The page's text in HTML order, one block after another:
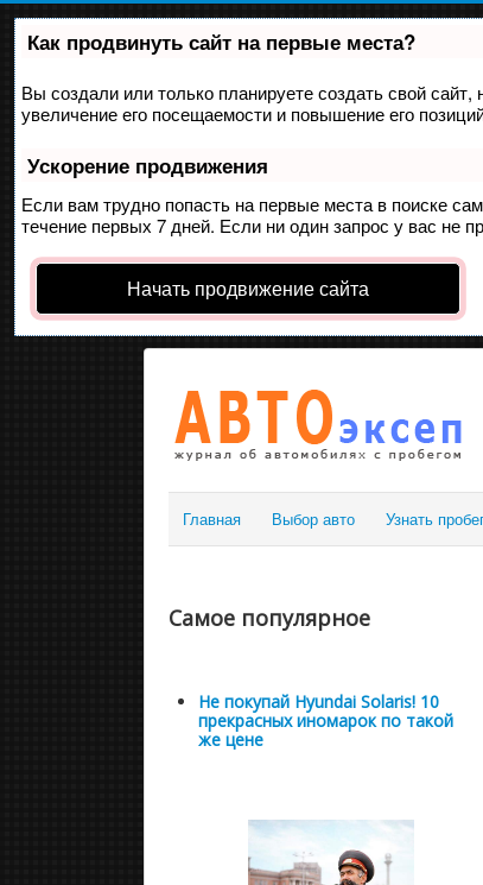
Как продвинуть сайт на первые места?
Вы создали или только планируете создать свой
увеличение его посещаемости и повышение его
Ускорение продвижения
Если вам трудно попасть на первые места в поиске
течение первых 7 дней. Если ни один запрос у вас не
Начать продвижение сайта
Главная Выбор авто Узнать
Самое популярное
Не покупай Hyundai Solaris! 10
прекрасных иномарок по такой
же цене